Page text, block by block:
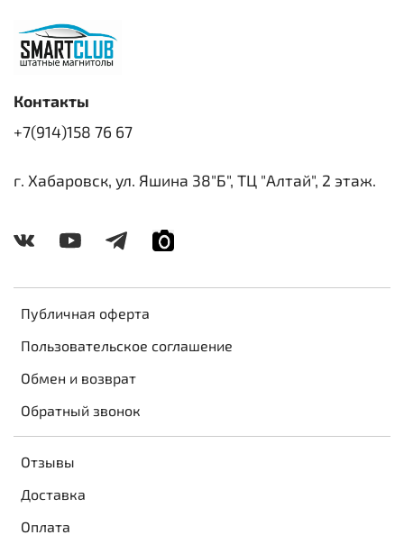
Публичная оферта
Пользовательское соглашение
Обмен и возврат
Обратный звонок
Отзывы
Доставка
Оплата
Контакты
+7(914)158 76 67
г. Хабаровск, ул. Яшина 38"Б", ТЦ "Алтай", 2 этаж.